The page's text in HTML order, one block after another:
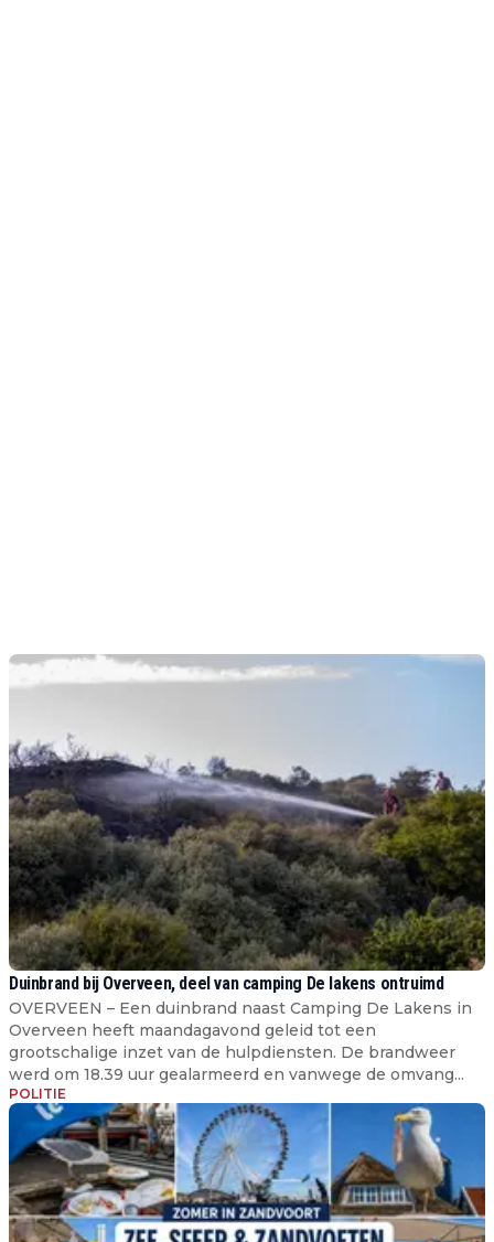
Duinbrand bij Overveen, deel van camping De lakens ontruimd
OVERVEEN – Een duinbrand naast Camping De Lakens in
Overveen heeft maandagavond geleid tot een
grootschalige inzet van de hulpdiensten. De brandweer
werd om 18.39 uur gealarmeerd en vanwege de omvang...
POLITIE